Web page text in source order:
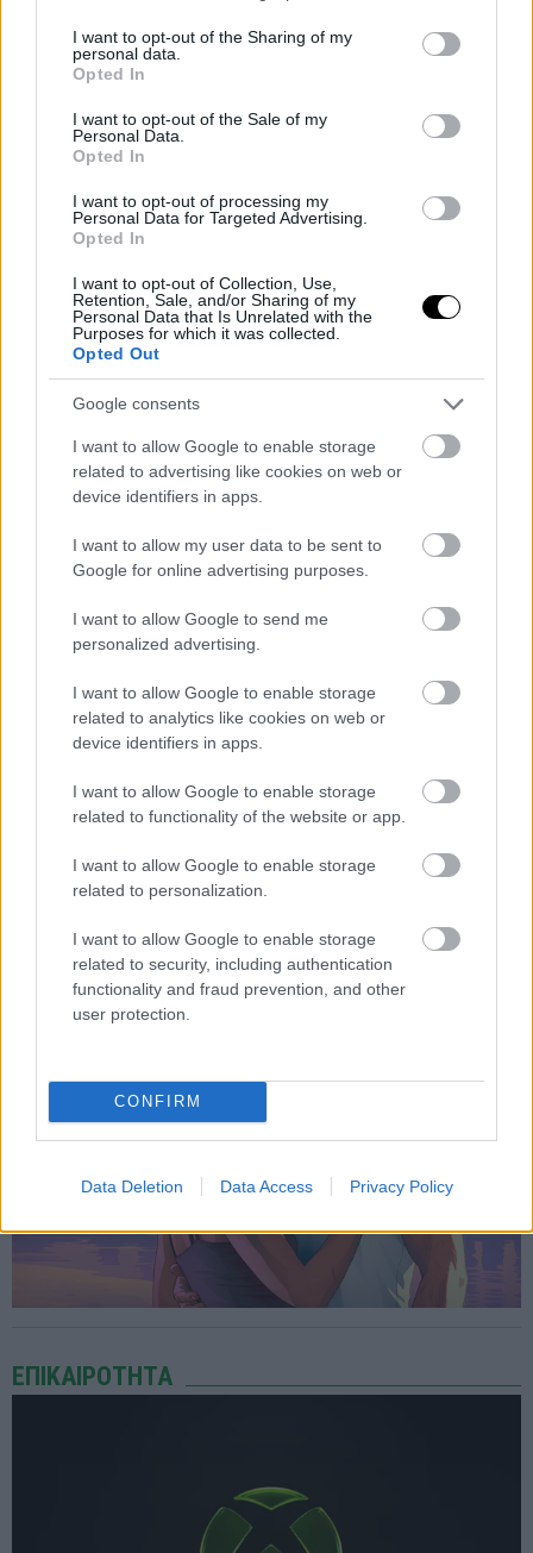
not limited to your visit or usage behaviour. You may click to
grant or deny consent to Google and its third-party tags to
use your data for below specified purposes in below Google
consent section.
I want to opt-out of the Sharing of my
personal data.
Opted In
I want to opt-out of the Sale of my
Personal Data.
Opted In
I want to opt-out of processing my
Personal Data for Targeted Advertising.
Opted In
I want to opt-out of Collection, Use,
Retention, Sale, and/or Sharing of my
Personal Data that Is Unrelated with the
Purposes for which it was collected.
Opted Out
Google consents
I want to allow Google to enable storage
related to advertising like cookies on web or
device identifiers in apps.
I want to allow my user data to be sent to
Google for online advertising purposes.
I want to allow Google to send me
personalized advertising.
I want to allow Google to enable storage
related to analytics like cookies on web or
device identifiers in apps.
I want to allow Google to enable storage
related to functionality of the website or app.
I want to allow Google to enable storage
related to personalization.
I want to allow Google to enable storage
related to security, including authentication
functionality and fraud prevention, and other
user protection.
CONFIRM
Data Deletion Data Access Privacy Policy
Galaxy Fold: υπάρχει πια
έκδοσης 1.0;
PC με Windows 10:
με 7
ΣΗΜΕΡΑ
Games του αρχικού Xbox διαθέσιμα και
για Windows 11
Τίτλοι ηλικίας 20 ετών ίσως δεν ενθουσιάσουν τους PC gamers,
όμως είναι ενδιαφέροντες για άλλον, διαφορετικό λόγο
ΣΤΟ ΠΡΟΣΚΗΝΙΟ
Την ζημιά που προκαλεί, το GTA VI ελπίζουμε να την
Ο αντίκτυπος του τίτλου της Rockstar στην αγορά θα είναι εν τέλει
(και) αρνητικός, όλοι οι λόγοι
ΕΠΙΚΑΙΡΟΤΗΤΑ